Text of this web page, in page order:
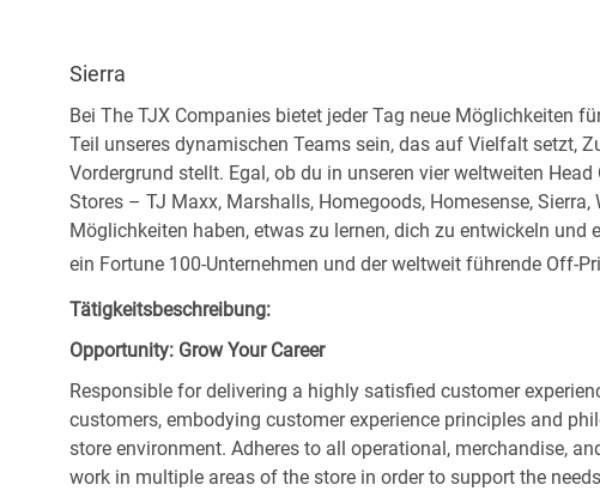
Sierra
Bei The TJX Companies bietet jeder Tag neue Möglichkeiten
Teil unseres dynamischen Teams sein, das auf Vielfalt setzt,
Vordergrund stellt. Egal, ob du in unseren vier weltweiten
Stores – TJ Maxx, Marshalls, Homegoods, Homesense,
Möglichkeiten haben, etwas zu lernen, dich zu entwickeln
ein Fortune 100-Unternehmen und der weltweit führende Off-
Tätigkeitsbeschreibung:
Opportunity: Grow Your Career
Responsible for delivering a highly satisfied customer
customers, embodying customer experience principles and
store environment. Adheres to all operational, merchandise,
work in multiple areas of the store in order to support the